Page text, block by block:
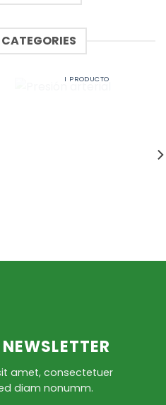
1 PRODUCTO
amet, consectetuer
diam nonumm.